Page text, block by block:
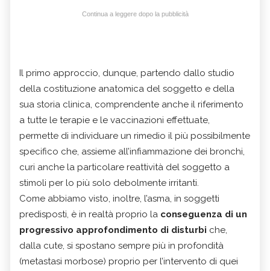
Continua a leggere dopo la pubblicità
Il primo approccio, dunque, partendo dallo studio
della costituzione anatomica del soggetto e della
sua storia clinica, comprendente anche il riferimento
a tutte le terapie e le vaccinazioni effettuate,
permette di individuare un rimedio il più possibilmente
specifico che, assieme all’infiammazione dei bronchi,
curi anche la particolare reattività del soggetto a
stimoli per lo più solo debolmente irritanti.
Come abbiamo visto, inoltre, l’asma, in soggetti
predisposti, è in realtà proprio la conseguenza di un
progressivo approfondimento di disturbi che,
dalla cute, si spostano sempre più in profondità
(metastasi morbose) proprio per l’intervento di quei